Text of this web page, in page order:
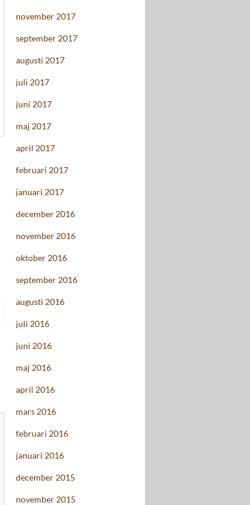
november 2017
september 2017
augusti 2017
juli 2017
juni 2017
maj 2017
april 2017
februari 2017
januari 2017
december 2016
november 2016
oktober 2016
september 2016
augusti 2016
juli 2016
juni 2016
maj 2016
april 2016
mars 2016
februari 2016
januari 2016
december 2015
november 2015